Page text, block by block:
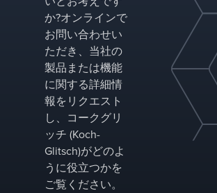
か?オンラインで
お問い合わせい
ただき、当社の
製品または機能
に関する詳細情
報をリクエスト
し、コークグリ
ッチ (Koch-
Glitsch)がどのよ
うに役立つかを
ご覧ください。